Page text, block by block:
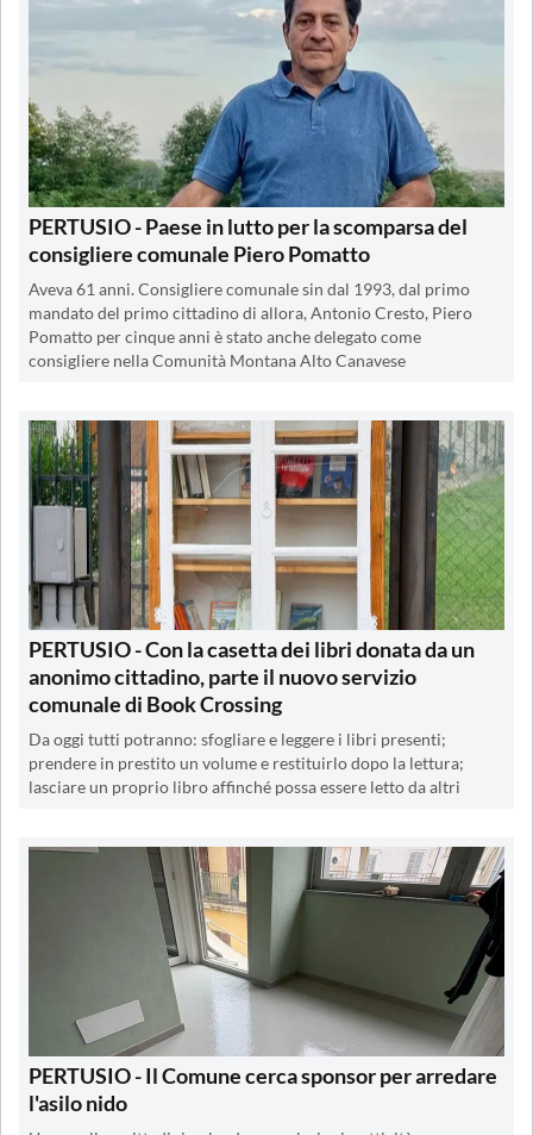
PERTUSIO - Paese in lutto per la scomparsa del
consigliere comunale Piero Pomatto
Aveva 61 anni. Consigliere comunale sin dal 1993, dal primo
mandato del primo cittadino di allora, Antonio Cresto, Piero
Pomatto per cinque anni è stato anche delegato come
consigliere nella Comunità Montana Alto Canavese
PERTUSIO - Con la casetta dei libri donata da un
anonimo cittadino, parte il nuovo servizio
comunale di Book Crossing
Da oggi tutti potranno: sfogliare e leggere i libri presenti;
prendere in prestito un volume e restituirlo dopo la lettura;
lasciare un proprio libro affinché possa essere letto da altri
PERTUSIO - Il Comune cerca sponsor per arredare
l'asilo nido